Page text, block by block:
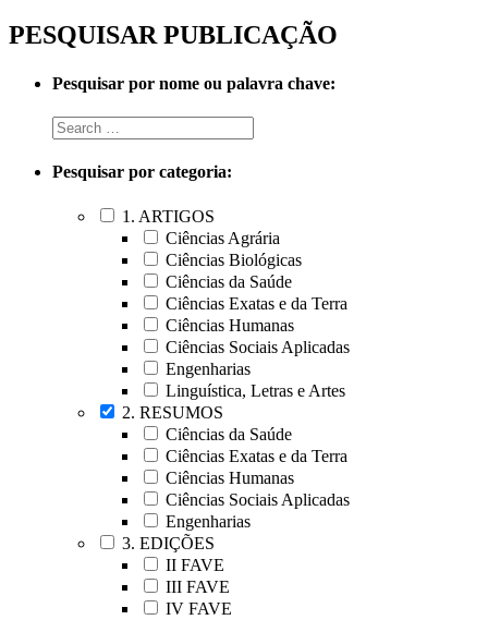
PESQUISAR PUBLICAÇÃO
Pesquisar por nome ou palavra chave:
Pesquisar por categoria:
1. ARTIGOS
Ciências Agrária
Ciências Biológicas
Ciências da Saúde
Ciências Exatas e da Terra
Ciências Humanas
Ciências Sociais Aplicadas
Engenharias
Linguística, Letras e Artes
2. RESUMOS
Ciências da Saúde
Ciências Exatas e da Terra
Ciências Humanas
Ciências Sociais Aplicadas
Engenharias
3. EDIÇÕES
II FAVE
III FAVE
IV FAVE